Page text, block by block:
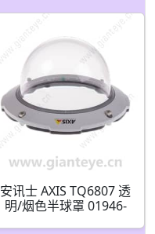
安讯士 AXIS TQ6807 透
明/烟色半球罩 01946-